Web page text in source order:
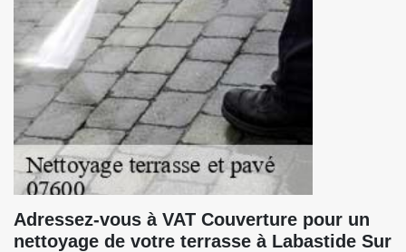
Adressez-vous à VAT Couverture pour un
nettoyage de votre terrasse à Labastide Sur